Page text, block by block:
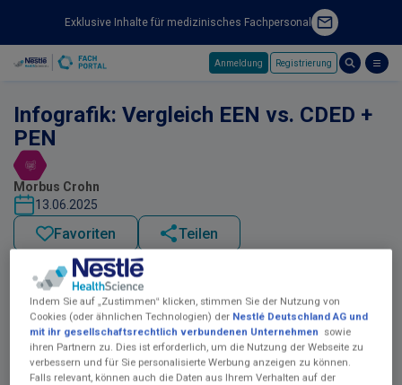
Exklusive Inhalte für medizinisches Fachpersonal
Anmeldung Registrierung
Infografik: Vergleich EEN vs. CDED +
PEN
Morbus Crohn
13.06.2025
Favoriten Teilen
Indem Sie auf „Zustimmen“ klicken, stimmen Sie der Nutzung von
Cookies (oder ähnlichen Technologien) der Nestlé Deutschland AG und
mit ihr gesellschaftsrechtlich verbundenen Unternehmen sowie
ihren Partnern zu. Dies ist erforderlich, um die Nutzung der Webseite zu
verbessern und für Sie personalisierte Werbung anzeigen zu können.
Falls relevant, können auch die Daten aus Ihrem Verhalten auf der